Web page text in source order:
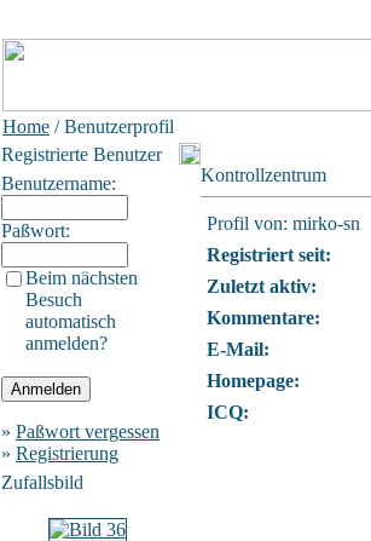
Home / Benutzerprofil
Registrierte Benutzer
Benutzername:
Paßwort:
Beim nächsten
Besuch
automatisch
anmelden?
» Paßwort vergessen
» Registrierung
Zufallsbild
Kontrollzentrum
Profil von: mirko-sn
Registriert seit:
Zuletzt aktiv:
Kommentare:
E-Mail:
Homepage:
ICQ: